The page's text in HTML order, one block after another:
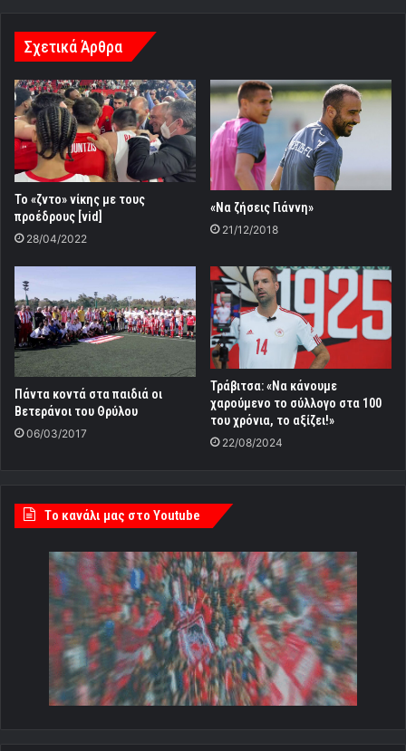
Σχετικά Άρθρα
Το «ζντο» νίκης με τους
προέδρους [vid]
28/04/2022
«Να ζήσεις Γιάννη»
21/12/2018
Πάντα κοντά στα παιδιά οι
Βετεράνοι του Θρύλου
06/03/2017
Τράβιτσα: «Να κάνουμε
χαρούμενο το σύλλογο στα 100
του χρόνια, το αξίζει!»
22/08/2024
Tο κανάλι μας στο Youtube